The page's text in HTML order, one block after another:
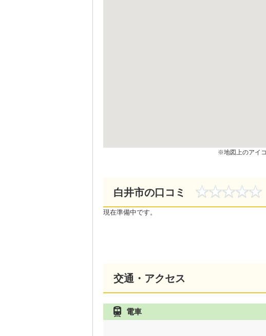
地図上のアイ
白井市の口コミ
現在準備中です。
交通・アクセス
電車